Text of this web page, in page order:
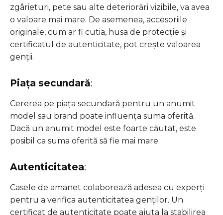
zgârieturi, pete sau alte deteriorări vizibile, va avea
o valoare mai mare. De asemenea, accesoriile
originale, cum ar fi cutia, husa de protecție și
certificatul de autenticitate, pot crește valoarea
genții.
Piața secundară:
Cererea pe piața secundară pentru un anumit
model sau brand poate influența suma oferită.
Dacă un anumit model este foarte căutat, este
posibil ca suma oferită să fie mai mare.
Autenticitatea:
Casele de amanet colaborează adesea cu experți
pentru a verifica autenticitatea genților. Un
certificat de autenticitate poate ajuta la stabilirea